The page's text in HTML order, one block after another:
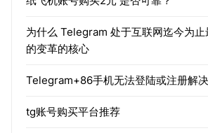
为什么 Telegram 处于互联网迄今为止
的变革的核心
Telegram+86手机无法登陆或注册解
tg账号购买平台推荐